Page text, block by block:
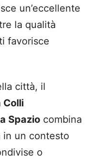
un’eccellente
la qualità
favorisce
città, il
Colli
Spazio combina
un contesto
o